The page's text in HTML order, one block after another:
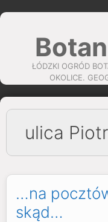
Przejdź
ŁÓDZKI OGRÓD
OKOLICE.
ulica
…na
skąd…